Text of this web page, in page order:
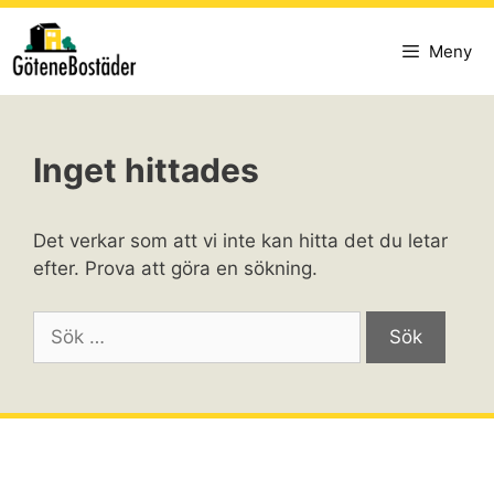
Hoppa
innehåll
Meny
Inget hittades
Det verkar som att vi inte kan hitta det du letar
efter. Prova att göra en sökning.
efter: